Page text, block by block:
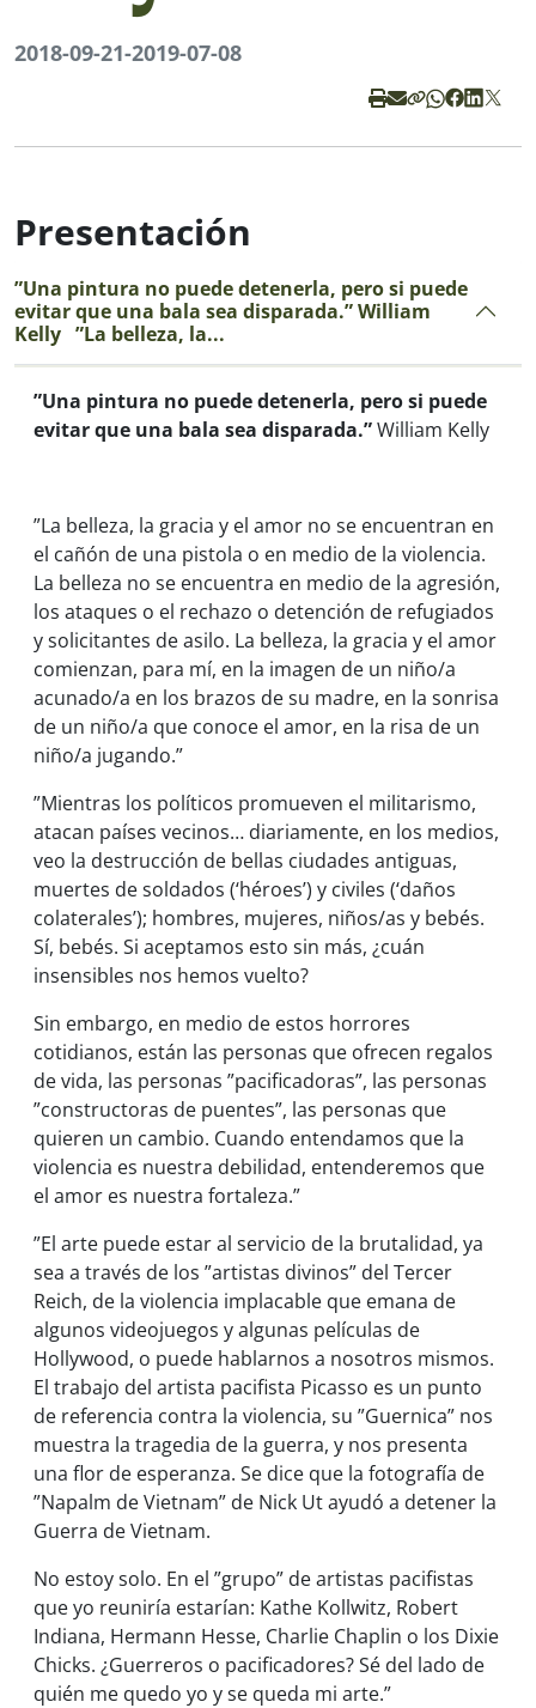
2018-09-21-2019-07-08
Presentación
”Una pintura no puede detenerla, pero si puede
evitar que una bala sea disparada.” William
Kelly ”La belleza, la...
”Una pintura no puede detenerla, pero si puede
evitar que una bala sea disparada.”William Kelly
”La belleza, la gracia y el amor no se encuentran en
el cañón de una pistola o en medio de la violencia.
La belleza no se encuentra en medio de la agresión,
los ataques o el rechazo o detención de refugiados
y solicitantes de asilo. La belleza, la gracia y el amor
comienzan, para mí, en la imagen de un niño/a
acunado/a en los brazos de su madre, en la sonrisa
de un niño/a que conoce el amor, en la risa de un
niño/a jugando.”
”Mientras los políticos promueven el militarismo,
atacan países vecinos… diariamente, en los medios,
veo la destrucción de bellas ciudades antiguas,
muertes de soldados (‘héroes’) y civiles (‘daños
colaterales’); hombres, mujeres, niños/as y bebés.
Sí, bebés. Si aceptamos esto sin más, ¿cuán
insensibles nos hemos vuelto?
Sin embargo, en medio de estos horrores
cotidianos, están las personas que ofrecen regalos
de vida, las personas ”pacificadoras”, las personas
”constructoras de puentes”, las personas que
quieren un cambio. Cuando entendamos que la
violencia es nuestra debilidad, entenderemos que
el amor es nuestra fortaleza.”
”El arte puede estar al servicio de la brutalidad, ya
sea a través de los ”artistas divinos” del Tercer
Reich, de la violencia implacable que emana de
algunos videojuegos y algunas películas de
Hollywood, o puede hablarnos a nosotros mismos.
El trabajo del artista pacifista Picasso es un punto
de referencia contra la violencia, su ”Guernica” nos
muestra la tragedia de la guerra, y nos presenta
una flor de esperanza. Se dice que la fotografía de
”Napalm de Vietnam” de Nick Ut ayudó a detener la
Guerra de Vietnam.
No estoy solo. En el ”grupo” de artistas pacifistas
que yo reuniría estarían: Kathe Kollwitz, Robert
Indiana, Hermann Hesse, Charlie Chaplin o los Dixie
Chicks. ¿Guerreros o pacificadores? Sé del lado de
quién me quedo yo y se queda mi arte.”